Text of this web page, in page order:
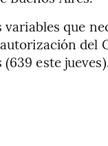
que
del
este